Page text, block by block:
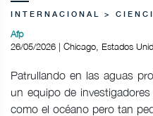
INTERNACIONAL >
Afp
26/05/2026 | Chicago, Estados
Patrullando en las aguas
un equipo de
como el océano pero tan